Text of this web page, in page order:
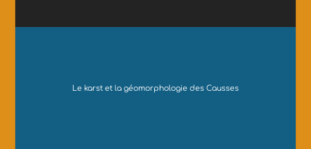
Le karst et la géomorphologie des Causses